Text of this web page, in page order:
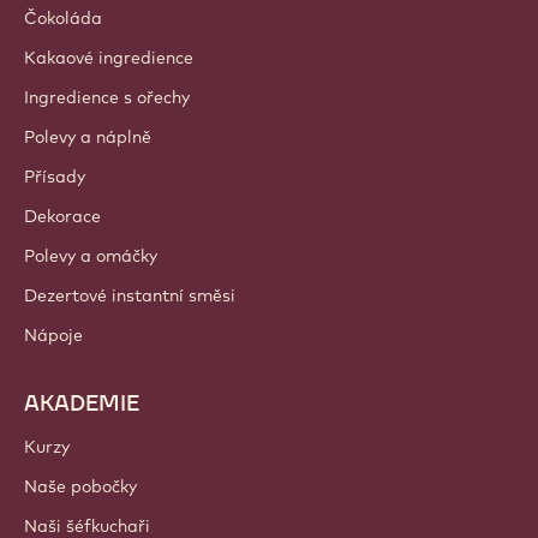
Udržitelnost
O nás
Barry Callebaut Group
Kontaktujte nás
Newsletter
Kde nakoupit?
Ingredience s ořechy
Polevy a náplně
Přísady
Dekorace